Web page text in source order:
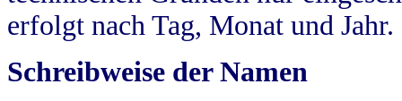
erfolgt nach Tag, Monat und Jahr.
Schreibweise der Namen